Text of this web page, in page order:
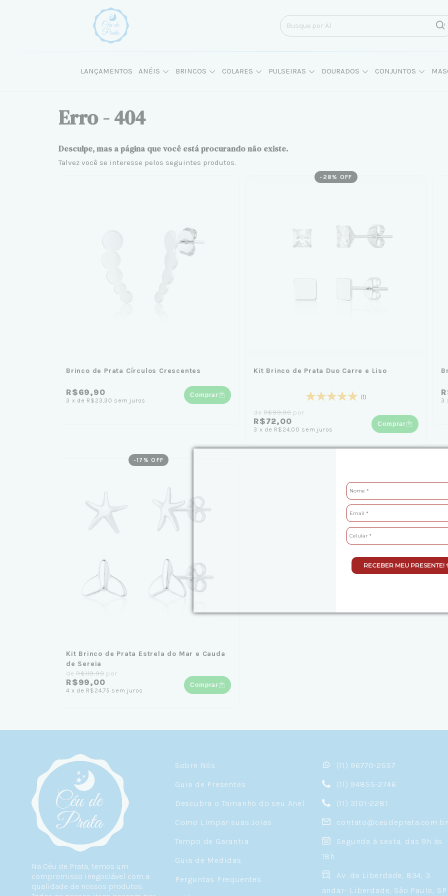
RECEBER MEU PRESENTE!
LANÇAMENTOS ANÉIS BRINCOS COLARES PULSEIRAS DOURADOS CONJUNTOS
Erro - 404
Desculpe, mas a página que você está procurando não existe.
Talvez você se interesse pelos seguintes produtos.
Brinco de Prata Círculos Crescentes
R$69,90
3 x de R$23,30 sem juros
Comprar
- 28 % OFF
Kit Brinco de Prata Duo Carre e Liso
(1)
deR$99,90por
R$72,00
3 x de R$24,00 sem juros
Comprar
3
-17 % OFF
Kit Brinco de Prata Estrela do Mar e Cauda
de Sereia
deR$119,90 por
R$99,00
4 x de R$24,75 sem juros
Comprar
Na Céu de Prata, temos um
compromisso inegociável com a
qualidade de nossos produtos.
Sobre Nós
Guia de Presentes
Descubra o Tamanho do seu Anel
Como Limpar suas Joias
Tempo de Garantia
Guia de Medidas
Perguntas Frequentes
(11) 96770-2557
(11) 94855-2746
(11) 3101-2281
contato@ceudeprata.com.br
Segunda à sexta, das 9h às
18h
Av. da Liberdade, 834, 3
andar- Liberdade, São Paulo, SP